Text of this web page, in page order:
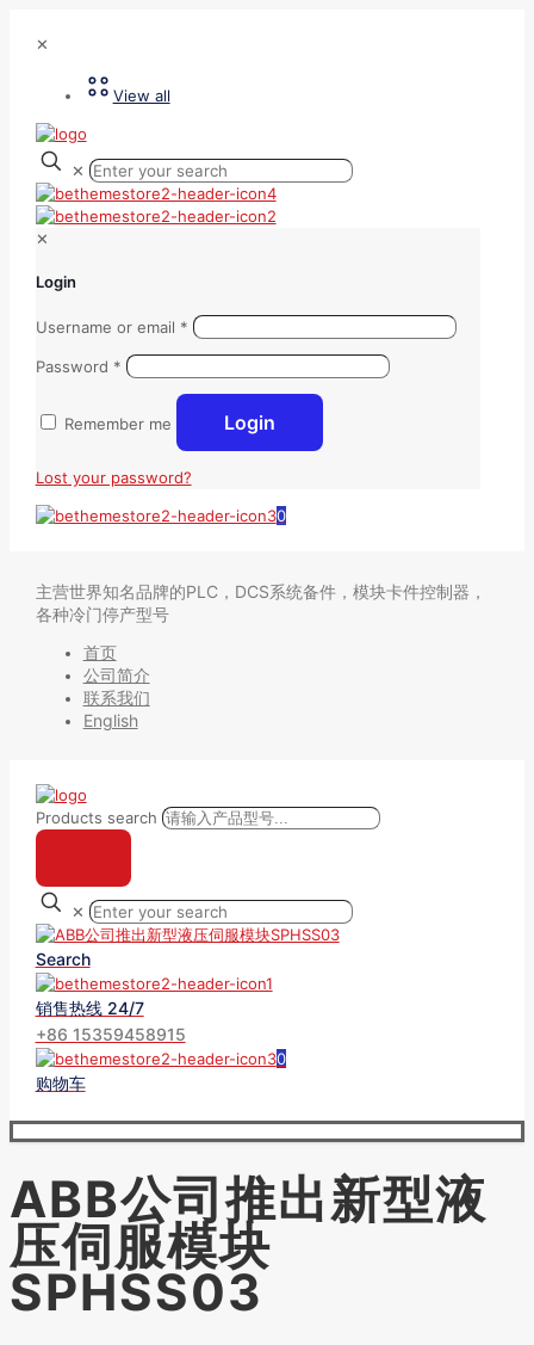
✕
View all
✕
✕
Login
Username or email *
Password *
Remember me Login
Lost your password?
0
主营世界知名品牌的PLC，DCS系统备件，模块卡件控制器，
各种冷门停产型号
首页
公司简介
联系我们
English
Products search
✕
Search
销售热线 24/7
+86 15359458915
0
购物车
ABB公司推出新型液
压伺服模块
SPHSS03